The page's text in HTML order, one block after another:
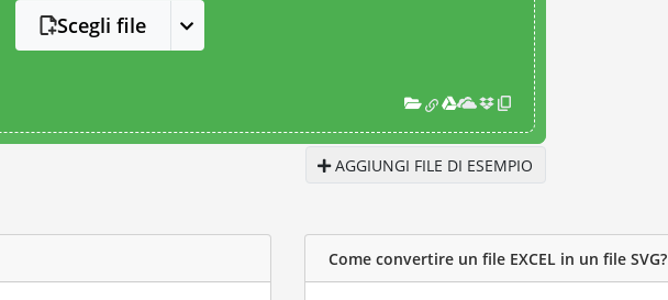
Scegli file
AGGIUNGI FILE DI ESEMPIO
Come convertire un file EXCEL in un file SVG?